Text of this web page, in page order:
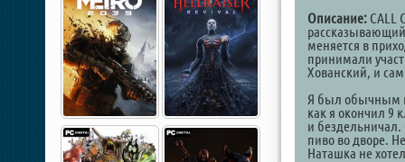
Описание: CALL
меняется в
принимали
Хованский, и
Я был обычным
как я окончил 9
и бездельничал.
пиво во дворе.
Наташка не